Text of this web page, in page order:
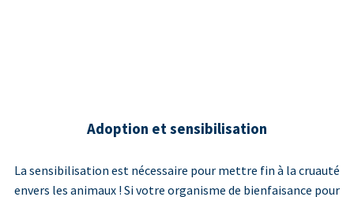
Adoption et sensibilisation
La sensibilisation est nécessaire pour mettre fin à la cruauté
envers les animaux ! Si votre organisme de bienfaisance pour